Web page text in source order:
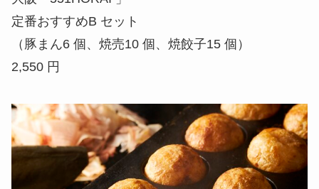
定番おすすめB セット
（豚まん6 個、焼売10 個、焼餃子15 個）
2,550 円